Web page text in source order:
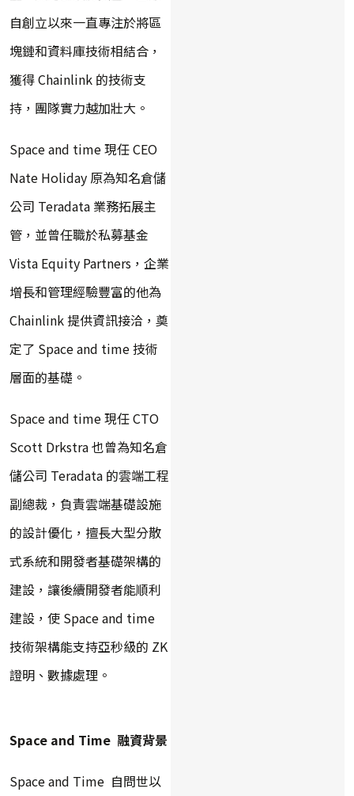
自創立以來一直專注於將區
塊鏈和資料庫技術相結合，
獲得 Chainlink 的技術支
持，團隊實力越加壯大。
Space and time 現任 CEO
Nate Holiday 原為知名倉儲
公司 Teradata 業務拓展主
管，並曾任職於私募基金
Vista Equity Partners，企業
增長和管理經驗豐富的他為
Chainlink 提供資訊接洽，奠
定了 Space and time 技術
層面的基礎。
Space and time 現任 CTO
Scott Drkstra 也曾為知名倉
儲公司 Teradata 的雲端工程
副總裁，負責雲端基礎設施
的設計優化，擅長大型分散
式系統和開發者基礎架構的
建設，讓後續開發者能順利
建設，使 Space and time
技術架構能支持亞秒級的 ZK
證明、數據處理。
Space and Time 融資背景
Space and Time 自問世以